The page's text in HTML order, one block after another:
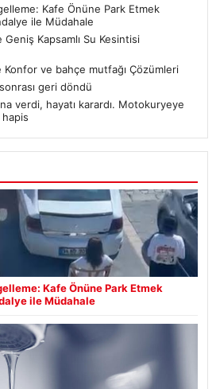
Kafe Önüne Park Etmek
ile Müdahale
Geniş Kapsamlı Su Kesintisi
Konfor ve bahçe mutfağı Çözümleri
geri döndü
verdi, hayatı karardı. Motokuryeye
hapis
Kafe Önüne Park Etmek
ile Müdahale